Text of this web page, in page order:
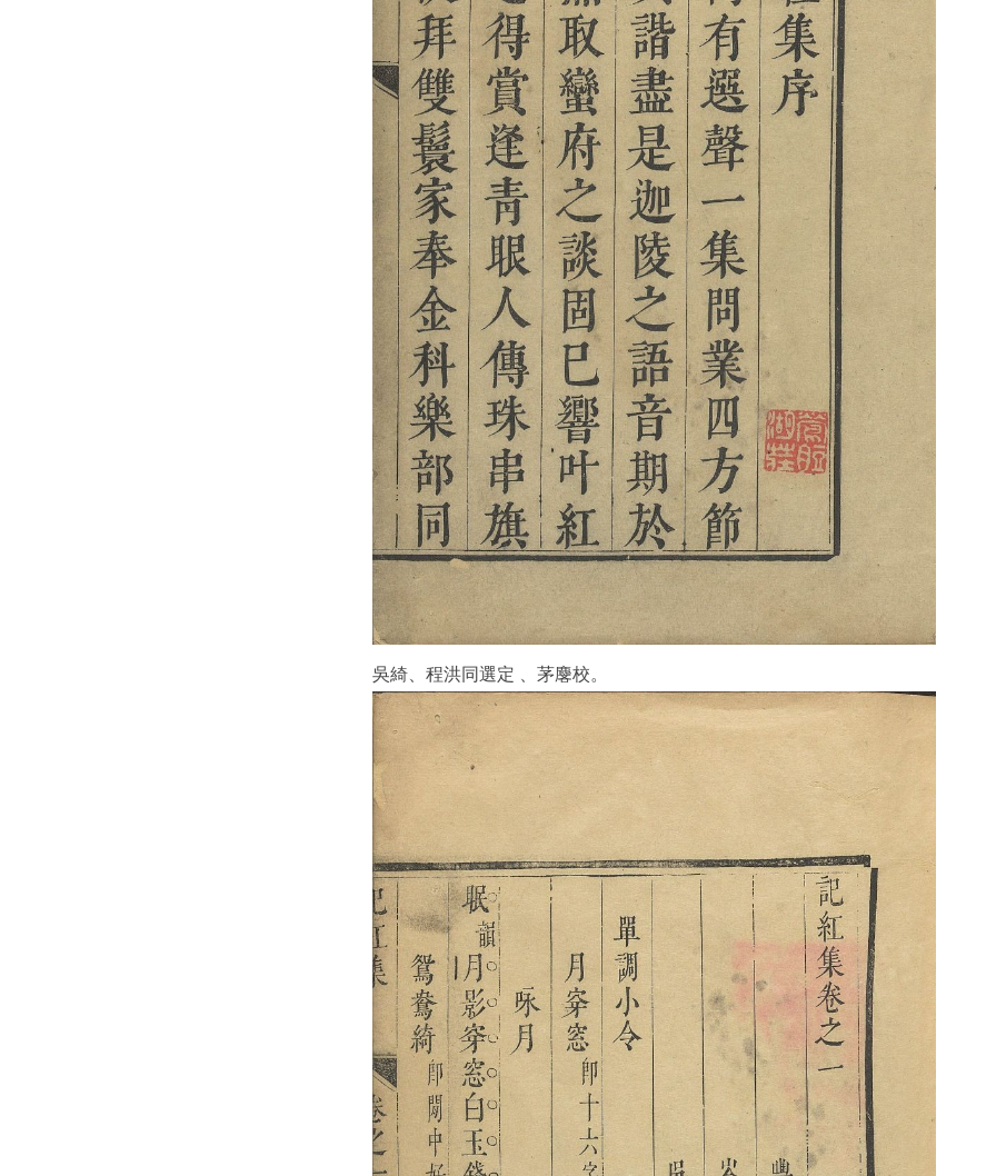
吳綺、程洪同選定 、茅麐校。